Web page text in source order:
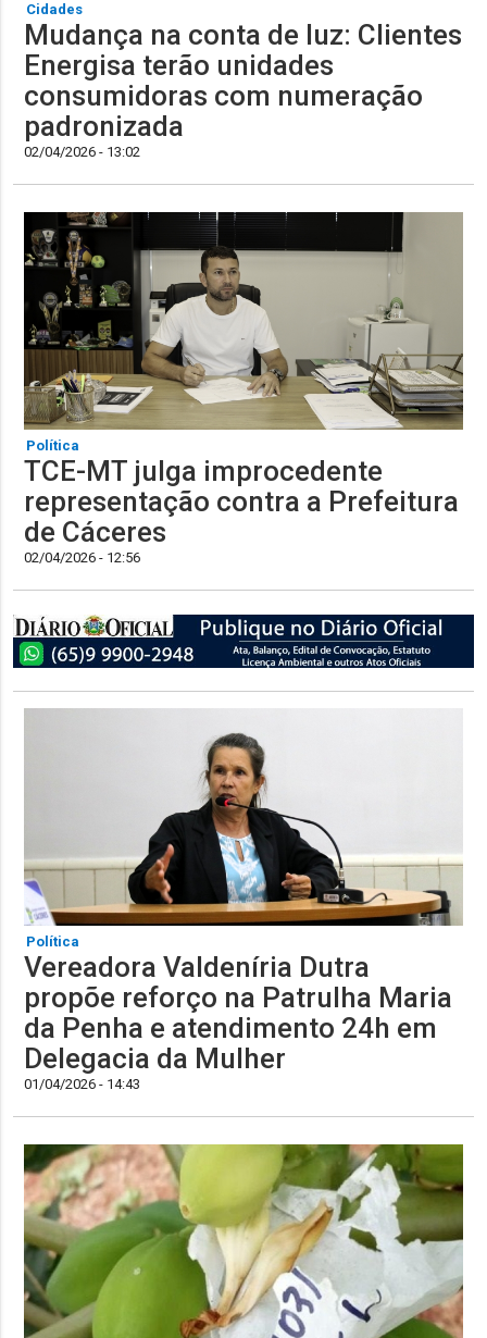
Cidades
Mudança na conta de luz: Clientes
Energisa terão unidades
consumidoras com numeração
padronizada
02/04/2026 - 13:02
Política
TCE-MT julga improcedente
representação contra a Prefeitura
de Cáceres
02/04/2026 - 12:56
Política
Vereadora Valdeníria Dutra
propõe reforço na Patrulha Maria
da Penha e atendimento 24h em
Delegacia da Mulher
01/04/2026 - 14:43